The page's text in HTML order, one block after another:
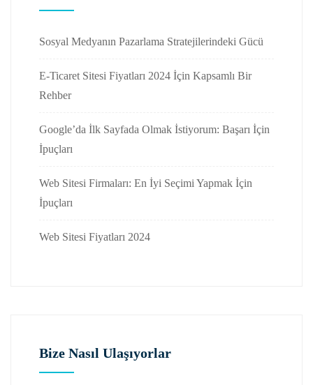
Sosyal Medyanın Pazarlama Stratejilerindeki Gücü
E-Ticaret Sitesi Fiyatları 2024 İçin Kapsamlı Bir
Rehber
Google’da İlk Sayfada Olmak İstiyorum: Başarı İçin
İpuçları
Web Sitesi Firmaları: En İyi Seçimi Yapmak İçin
İpuçları
Web Sitesi Fiyatları 2024
Bize Nasıl Ulaşıyorlar